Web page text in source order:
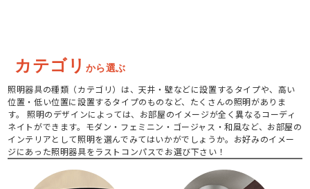
カテゴリ から選ぶ
照明器具の種類（カテゴリ）は、天井・壁などに設置するタイプや、高い
位置・低い位置に設置するタイプのものなど、たくさんの照明がありま
す。 照明のデザインによっては、お部屋のイメージが全く異なるコーディ
ネイトができます。モダン・フェミニン・ゴージャス・和風など、お部屋の
インテリアとして照明を選んでみてはいかがでしょうか。お好みのイメー
ジにあった照明器具をラストコンパスでお選び下さい！